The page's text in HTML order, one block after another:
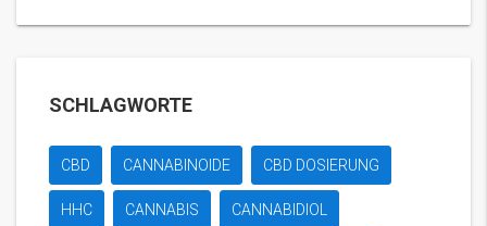
SCHLAGWORTE
CBD CANNABINOIDE CBD DOSIERUNG
HHC CANNABIS CANNABIDIOL